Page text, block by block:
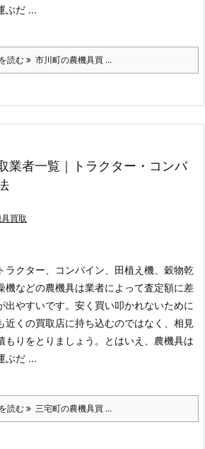
ぶだ ...
読む 市川町の農機具買 ...
業者一覧｜トラクター・コンバ
買取
トラクター、コンバイン、田植え機、穀物乾
機などの農機具は業者によって査定額に差
出やすいです。 安く買い叩かれないために
近くの買取店に持ち込むのではなく、相見
もりをとりましょう。
とはいえ、農機具は
ぶだ ...
読む 三宅町の農機具買 ...